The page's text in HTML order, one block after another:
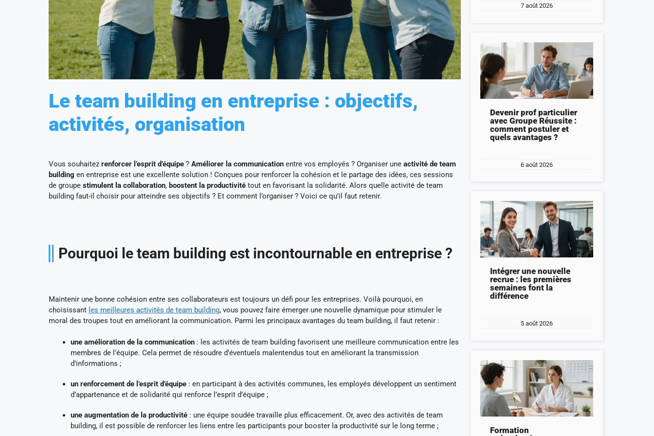
Le team building en entreprise : objectifs,
activités, organisation
Vous souhaitez renforcer l’esprit d’équipe ? Améliorer la communication entre vos employés ? Organiser une activité de team
building en entreprise est une excellente solution ! Conçues pour renforcer la cohésion et le partage des idées, ces sessions
de groupe stimulent la collaboration, boostent la productivité tout en favorisant la solidarité. Alors quelle activité de team
building faut-il choisir pour atteindre ses objectifs ? Et comment l’organiser ? Voici ce qu’il faut retenir.
Pourquoi le team building est incontournable en entreprise ?
Maintenir une bonne cohésion entre ses collaborateurs est toujours un défi pour les entreprises. Voilà pourquoi, en
choisissant les meilleures activités de team building, vous pouvez faire émerger une nouvelle dynamique pour stimuler le
moral des troupes tout en améliorant la communication. Parmi les principaux avantages du team building, il faut retenir :
une amélioration de la communication : les activités de team building favorisent une meilleure communication entre les
membres de l’équipe. Cela permet de résoudre d’éventuels malentendus tout en améliorant la transmission
d’informations ;
un renforcement de l’esprit d’équipe : en participant à des activités communes, les employés développent un sentiment
d’appartenance et de solidarité qui renforce l’esprit d’équipe ;
une augmentation de la productivité : une équipe soudée travaille plus efficacement. Or, avec des activités de team
building, il est possible de renforcer les liens entre les participants pour booster la productivité sur le long terme ;
7 août 2026
Devenir prof particulier
avec Groupe Réussite :
comment postuler et
quels avantages ?
6 août 2026
Intégrer une nouvelle
recrue : les premières
semaines font la
différence
5 août 2026
Formation